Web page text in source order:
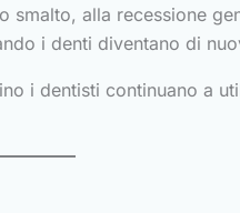
alla recessione
i denti diventano di
i dentisti continuano a